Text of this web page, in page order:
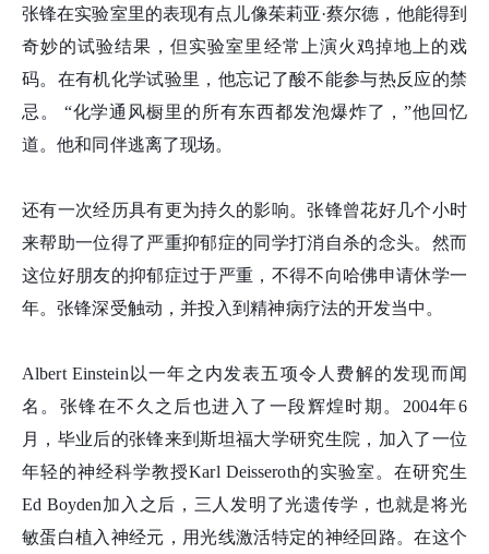
张锋在实验室里的表现有点儿像茱莉亚·蔡尔德，他能得到
奇妙的试验结果，但实验室里经常上演火鸡掉地上的戏
码。在有机化学试验里，他忘记了酸不能参与热反应的禁
忌。 “化学通风橱里的所有东西都发泡爆炸了，”他回忆
道。他和同伴逃离了现场。
还有一次经历具有更为持久的影响。张锋曾花好几个小时
来帮助一位得了严重抑郁症的同学打消自杀的念头。然而
这位好朋友的抑郁症过于严重，不得不向哈佛申请休学一
年。张锋深受触动，并投入到精神病疗法的开发当中。
Albert Einstein以一年之内发表五项令人费解的发现而闻
名。张锋在不久之后也进入了一段辉煌时期。2004年6
月，毕业后的张锋来到斯坦福大学研究生院，加入了一位
年轻的神经科学教授Karl Deisseroth的实验室。在研究生
Ed Boyden加入之后，三人发明了光遗传学，也就是将光
敏蛋白植入神经元，用光线激活特定的神经回路。在这个